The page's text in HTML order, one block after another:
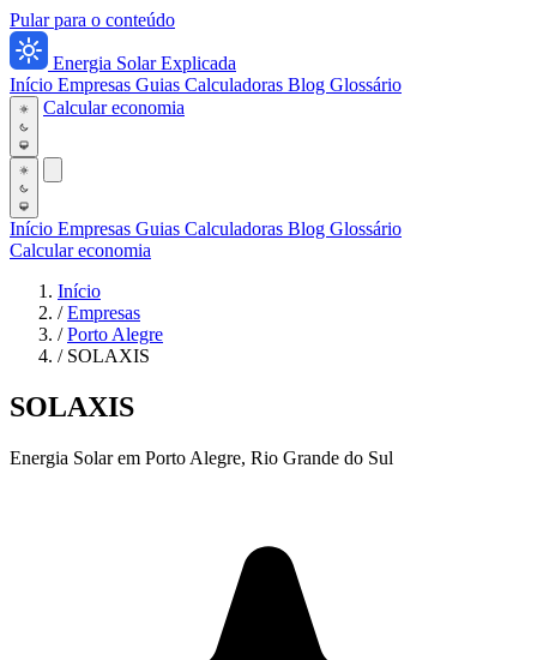
Pular para o conteúdo
Energia Solar Explicada
Início Empresas Guias Calculadoras Blog Glossário
Calcular economia
Início Empresas Guias Calculadoras Blog Glossário
Calcular economia
Início
/ Empresas
/ Porto Alegre
/ SOLAXIS
SOLAXIS
Energia Solar em Porto Alegre, Rio Grande do Sul